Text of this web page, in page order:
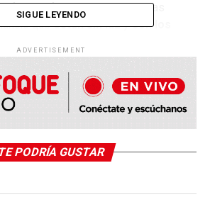
fue la jefa de campaña para las
queestán sin luzycon los
en Venezuela custodiada por
la electricidad cortada y con los
tomados”, manifestó a través de su
X, al tiempo que compartió dos
por ella desde el interior de la sede
SIGUE LEYENDO
ADVERTISEMENT
TE PODRÍA GUSTAR